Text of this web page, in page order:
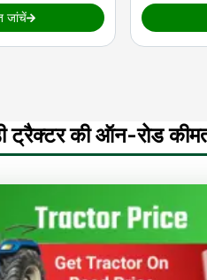
जांचें
ट्रैक्टर की ऑन-रोड